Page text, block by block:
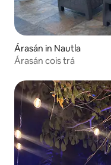
Árasán in Nautla
Árasán cois trá